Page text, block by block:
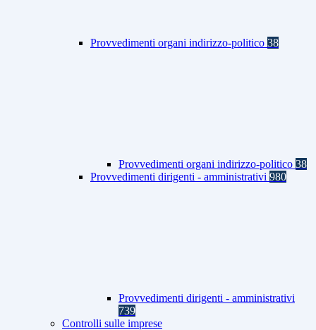
Provvedimenti organi indirizzo-politico 38
Provvedimenti organi indirizzo-politico 38
Provvedimenti dirigenti - amministrativi 980
Provvedimenti dirigenti - amministrativi
739
Controlli sulle imprese